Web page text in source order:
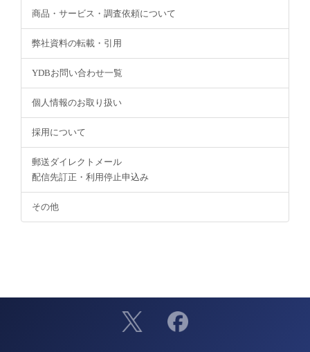
商品・サービス・調査依頼について
弊社資料の転載・引用
YDBお問い合わせ一覧
個人情報のお取り扱い
採用について
郵送ダイレクトメール
配信先訂正・利用停止申込み
その他